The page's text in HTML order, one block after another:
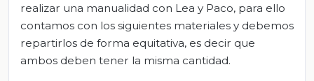
realizar una manualidad con Lea y Paco, para ello
contamos con los siguientes materiales y debemos
repartirlos de forma equitativa, es decir que
ambos deben tener la misma cantidad.